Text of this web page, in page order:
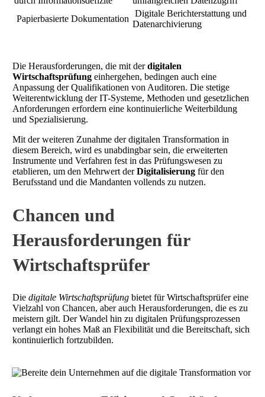
Papierbasierte Dokumentation
Digitale Berichterstattung und
Datenarchivierung
Die Herausforderungen, die mit derdigitalen
Wirtschaftsprüfung einhergehen, bedingen auch eine
Anpassung der Qualifikationen von Auditoren. Die stetige
Weiterentwicklung der IT-Systeme, Methoden und gesetzlichen
Anforderungen erfordern eine kontinuierliche Weiterbildung
und Spezialisierung.
Mit der weiteren Zunahme der digitalen Transformation in
diesem Bereich, wird es unabdingbar sein, die erweiterten
Instrumente und Verfahren fest in das Prüfungswesen zu
etablieren, um den Mehrwert derDigitalisierung für den
Berufsstand und die Mandanten vollends zu nutzen.
Chancen und
Herausforderungen für
Wirtschaftsprüfer
Die digitale Wirtschaftsprüfung bietet für Wirtschaftsprüfer eine
Vielzahl von Chancen, aber auch Herausforderungen, die es zu
meistern gilt. Der Wandel hin zu digitalen Prüfungsprozessen
verlangt ein hohes Maß an Flexibilität und die Bereitschaft, sich
kontinuierlich fortzubilden.